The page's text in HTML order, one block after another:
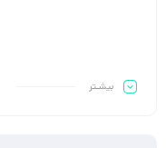
بیشـتر